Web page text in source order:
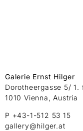
Galerie Ernst Hilger
Dorotheergasse 5/ 1.
1010 Vienna, Austria
P +43-1-512 53 15
gallery@hilger.at